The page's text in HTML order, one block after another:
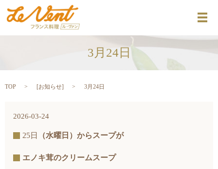
メ
3月24日
TOP [お知らせ] 3月24日
2026-03-24
25日 （水曜日）からスープが
エノキ茸のクリームスープ